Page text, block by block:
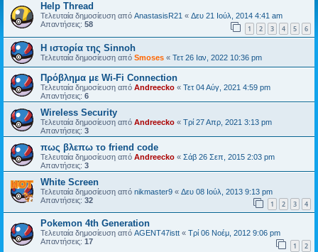
η
Help Thread
Τελευταία δημοσίευση από AnastasisR21 « Δευ 21 Ιούλ, 2014 4:41 am
Απαντήσεις: 58 1 2 3 4 5 6
Η ιστορία της Sinnoh
Τελευταία δημοσίευση από Smoses « Τετ 26 Ιαν, 2022 10:36 pm
Πρόβλημα με Wi-Fi Connection
Τελευταία δημοσίευση από Andreecko « Τετ 04 Αύγ, 2021 4:59 pm
Απαντήσεις: 6
Wireless Security
Τελευταία δημοσίευση από Andreecko « Τρί 27 Απρ, 2021 3:13 pm
Απαντήσεις: 3
πως βλεπω το friend code
Τελευταία δημοσίευση από Andreecko « Σάβ 26 Σεπ, 2015 2:03 pm
Απαντήσεις: 3
White Screen
Τελευταία δημοσίευση από nikmaster9 « Δευ 08 Ιούλ, 2013 9:13 pm
Απαντήσεις: 32 1 2 3 4
Pokemon 4th Generation
Τελευταία δημοσίευση από AGENT47istt « Τρί 06 Νοέμ, 2012 9:06 pm
Απαντήσεις: 17 1 2